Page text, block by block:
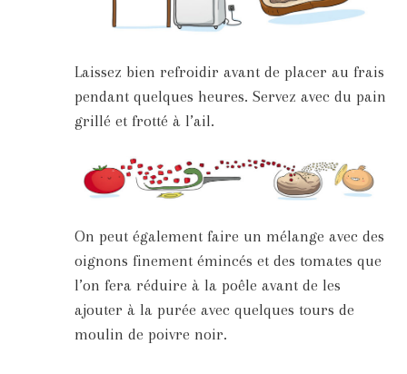
Laissez bien refroidir avant de placer au frais
pendant quelques heures. Servez avec du pain
grillé et frotté à l’ail.
On peut également faire un mélange avec des
oignons finement émincés et des tomates que
l’on fera réduire à la poêle avant de les
ajouter à la purée avec quelques tours de
moulin de poivre noir.